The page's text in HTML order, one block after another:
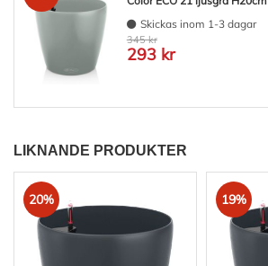
Skickas inom 1-3 dagar
345 kr
293 kr
LIKNANDE PRODUKTER
20% 19%